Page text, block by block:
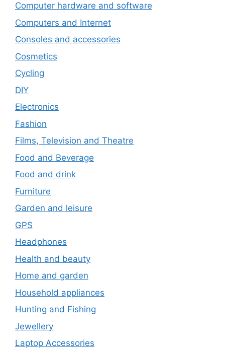
Computer hardware and software
Computers and Internet
Consoles and accessories
Cosmetics
Cycling
DIY
Electronics
Fashion
Films, Television and Theatre
Food and Beverage
Food and drink
Furniture
Garden and leisure
GPS
Headphones
Health and beauty
Home and garden
Household appliances
Hunting and Fishing
Jewellery
Laptop Accessories